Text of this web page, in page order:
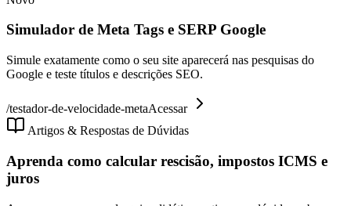
Simulador de Meta Tags e SERP Google
Simule exatamente como o seu site aparecerá nas pesquisas do
Google e teste títulos e descrições SEO.
/testador-de-velocidade-metaAcessar
Artigos & Respostas de Dúvidas
Aprenda como calcular rescisão, impostos ICMS e
juros